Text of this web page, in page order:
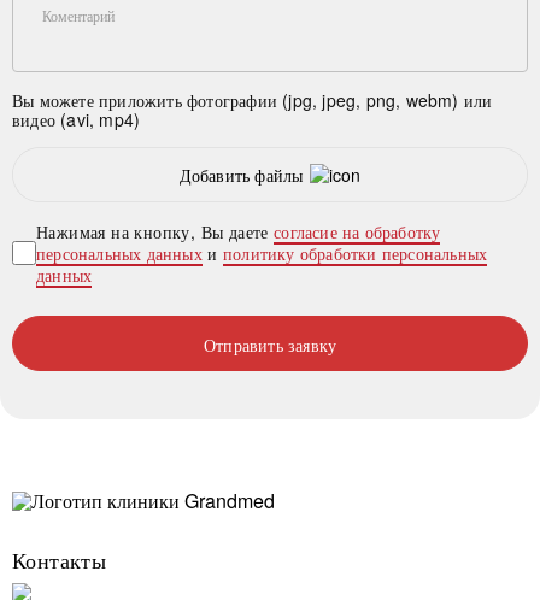
Коментарий
Вы можете приложить фотографии (jpg, jpeg, png, webm) или
видео (avi, mp4)
Добавить файлы
Нажимая на кнопку, Вы даетесогласие на обработку
персональных данныхиполитику обработки персональных
данных
Отправить заявку
Контакты